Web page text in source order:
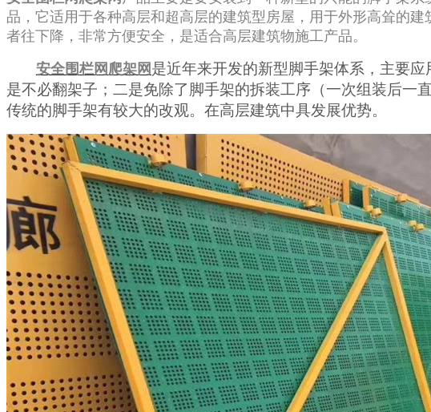
品，它适用于各种高层和超高层的建筑型房屋，用于外形高耸的
者往下降，非常方便安全，是适合高层建筑物施工产品。
安全围栏网爬架网 是近年来开发的新型脚手架体系，主要
是不必翻架子；二是免除了脚手架的拆装工序（一次组装后一
传统的脚手架有较大的改观。在高层建筑中具发展优势。